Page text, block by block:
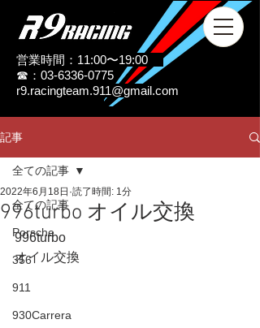
営業時間：11:00〜19:00
☎：03-6336-0775
r9.racingteam.911@gmail.com
記事
全ての記事
Porsche
356
911
930Carrera
全ての記事
996turbo オイル交換
2022年6月18日 読了時間: 1分
996turbo
オイル交換